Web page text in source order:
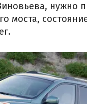
нужно
моста,